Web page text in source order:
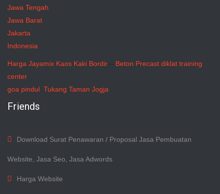
Jawa Tengah
Jawa Barat
Jakarta
Indonesia
Harga Jayamix Kaos Kaki Bordir – Beton Precast diklat training
center
goa pindul Tukang Taman Jogja
Friends
Download Surat Penawaran / Proposal Jasa Pembuatan
Website, Jasa Seo, Jasa Adwords
Harga Website